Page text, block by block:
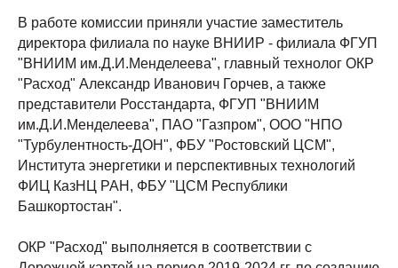
В работе комиссии приняли участие заместитель
директора филиала по науке ВНИИР - филиала ФГУП
"ВНИИМ им.Д.И.Менделеева", главный технолог ОКР
"Расход" Александр Иванович Горчев, а также
представители Росстандарта, ФГУП "ВНИИМ
им.Д.И.Менделеева", ПАО "Газпром", ООО "НПО
"Турбулентность-ДОН", ФБУ "Ростовский ЦСМ",
Института энергетики и перспективных технологий
ФИЦ КазНЦ РАН, ФБУ "ЦСМ Республики
Башкортостан".
ОКР "Расход" выполняется в соответствии с